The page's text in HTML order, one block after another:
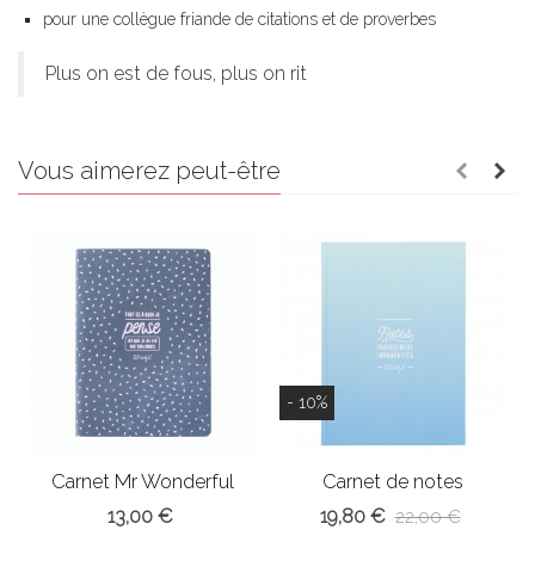
pour une collègue friande de citations et de proverbes
Plus on est de fous, plus on rit
Vous aimerez peut-être
Carnet Mr Wonderful
13,00 €
- 10%
Carnet de notes
parfaitement...
19,80 € 22,00 €